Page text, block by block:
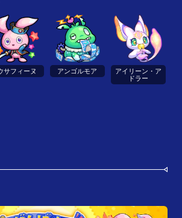
サフィーヌ アンゴルモア
アイリーン・ア
ドラー